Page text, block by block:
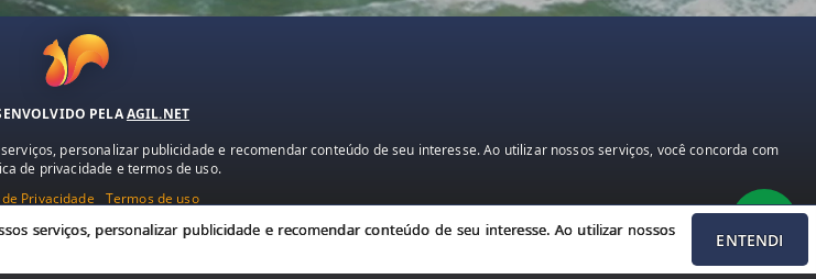
PELAAGIL.NET
personalizar publicidade e recomendar conteúdo de seu interesse. Ao utilizar nossos serviços, você concorda com
de privacidade e termos de uso.
Privacidade
Termos de uso
serviços, personalizar publicidade e recomendar conteúdo de seu interesse. Ao utilizar nossos
ENTENDI